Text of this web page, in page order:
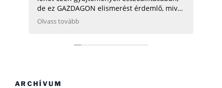
de ez GAZDAGON elismerést érdemlő, mivel
ezen adatok összegyűjtése, rendszerezése
helikopterrel (MI2) kapcsolatban tudok
Olvass tovább
ARCHÍVUM